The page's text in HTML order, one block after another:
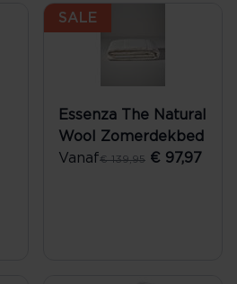
SALE
Essenza The Natural
Wool Zomerdekbed
Vanaf€ 139,95 € 97,97